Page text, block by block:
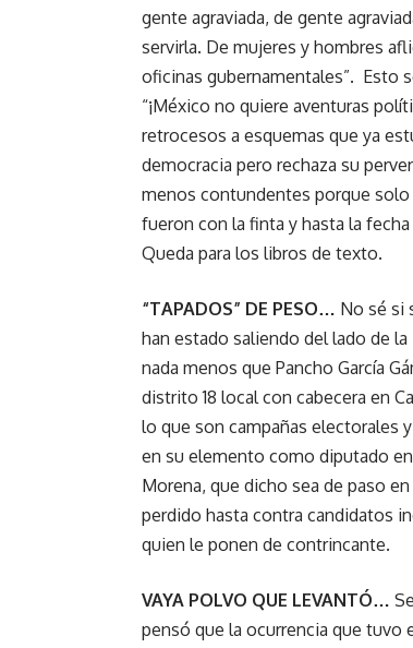
gente agraviada, de gente
servirla. De mujeres y hombres
oficinas gubernamentales”. Esto
“¡México no quiere aventuras
retrocesos a esquemas que ya
democracia pero rechaza su
menos contundentes porque
fueron con la finta y hasta la
Queda para los libros de texto.
“TAPADOS” DE PESO… No sé si
han estado saliendo del lado de
nada menos que Pancho García
distrito 18 local con cabecera en
lo que son campañas electorales
en su elemento como diputado
Morena, que dicho sea de paso
perdido hasta contra candidatos
quien le ponen de contrincante.
VAYA POLVO QUE LEVANTÓ…
pensó que la ocurrencia que tuvo